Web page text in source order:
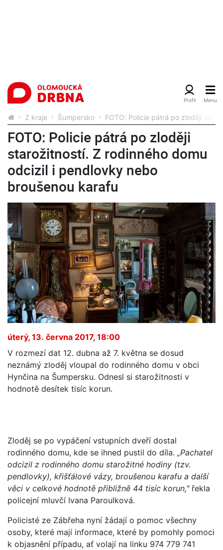
Z kraje Šumpersko FOTO: Policie pátrá po zloději
FOTO: Policie pátrá po zloději
starožitností. Z rodinného domu
odcizil i pendlovky nebo
broušenou karafu
úterý, 13. června 2017, 18:00
V rozmezí dat 12. dubna až 7. května se dosud
neznámý zloděj vloupal do rodinného domu v obci
Hynčina na Šumpersku. Odnesl si starožitnosti v
hodnotě desítek tisíc korun.
Zloděj se po vypáčení vstupních dveří dostal
rodinného domu, kde se ihned pustil do díla. „Pachatel
odcizil z rodinného domu starožitné hodiny (tzv.
pendlovky), křišťálové vázy, broušenou karafu a další
věci v celkové hodnotě přibližně 44 tisíc korun,"řekla
policejní mluvčí Ivana Paroulková.
Policisté ze Zábřeha nyní žádají o pomoc všechny
osoby, které mají informace, které by pomohly pomoci
k objasnění případu, ať volají na linku 974 779 741